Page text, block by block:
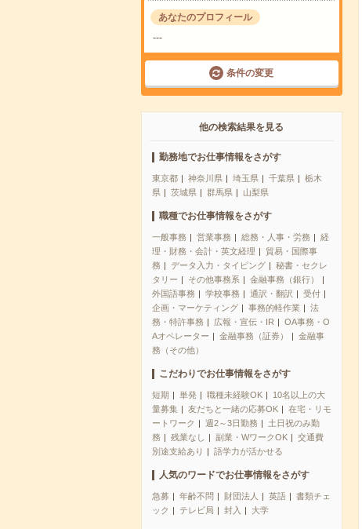
あなたのプロフィール
---
条件の変更
他の検索結果を見る
勤務地でお仕事情報をさがす
東京都 神奈川県 埼玉県 千葉県
栃木
県
茨城県 群馬県 山梨県
職種でお仕事情報をさがす
一般事務 営業事務 総務・人事・労務
経
理・財務・会計・英文経理
貿易・国際事
務
データ入力・タイピング
秘書・セクレ
タリー
その他事務系
金融事務（銀行）
外国語事務
学校事務 通訳・翻訳
受付
企画・マーケティング
事務的軽作業
法
務・特許事務
広報・宣伝・IR
OA事務・O
Aオペレーター
金融事務（証券）
金融事
務（その他）
こだわりでお仕事情報をさがす
短期 単発 職種未経験OK
10名以上の大
量募集
友だちと一緒の応募OK
在宅・リモ
ートワーク
週2～3日勤務
土日祝のみ勤
務
残業なし 副業・WワークOK
交通費
別途支給あり
語学力が活かせる
人気のワードでお仕事情報をさがす
急募 年齢不問 財団法人 英語
書類チェ
ック
テレビ局 封入 大学